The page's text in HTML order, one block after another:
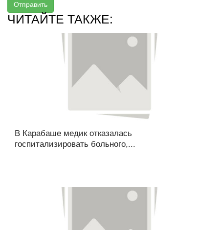
Отправить
ЧИТАЙТЕ ТАКЖЕ:
В Карабаше медик отказалась
госпитализировать больного,...